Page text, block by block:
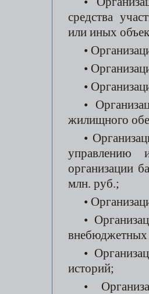
средства
или иных
•
•
•
•
жилищного
•
управлению
организации
млн. руб.;
•
•
•
историй;
•